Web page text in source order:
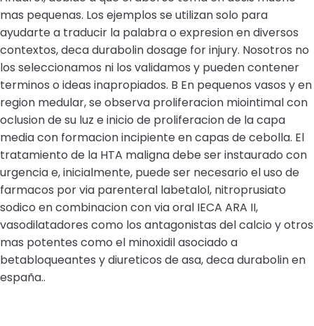
mas pequenas. Los ejemplos se utilizan solo para
ayudarte a traducir la palabra o expresion en diversos
contextos, deca durabolin dosage for injury. Nosotros no
los seleccionamos ni los validamos y pueden contener
terminos o ideas inapropiados. B En pequenos vasos y en
region medular, se observa proliferacion miointimal con
oclusion de su luz e inicio de proliferacion de la capa
media con formacion incipiente en capas de cebolla. El
tratamiento de la HTA maligna debe ser instaurado con
urgencia e, inicialmente, puede ser necesario el uso de
farmacos por via parenteral labetalol, nitroprusiato
sodico en combinacion con via oral IECA ARA II,
vasodilatadores como los antagonistas del calcio y otros
mas potentes como el minoxidil asociado a
betabloqueantes y diureticos de asa, deca durabolin en
españa..